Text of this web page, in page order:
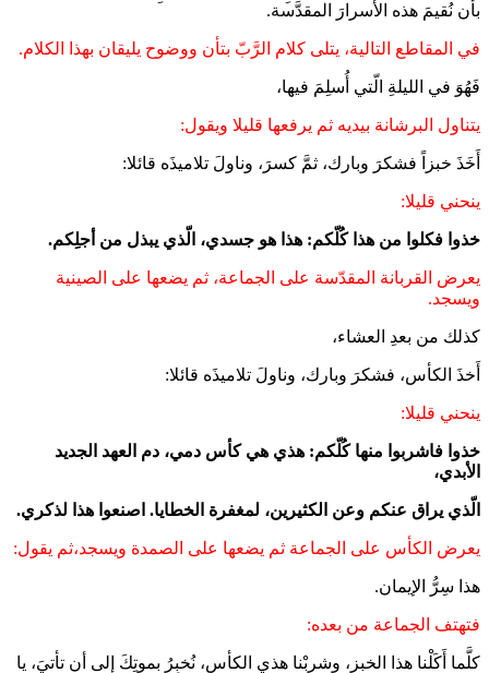
بأن نُقيمَ هذه الأَسرارَ المقدَّسة.
في المقاطع التالية، يتلى كلام الرَّبّ بتأن ووضوح يليقان بهذا الكلام.
فَهُوَ في الليلةِ الّتي أُسلِمَ فيها،
يتناول البرشانة بيديه ثم يرفعها قليلا ويقول:
أَخَذَ خبزاً فشكرَ وبارك، ثمَّ كسرَ، وناولَ تلاميذَه قائلا:
ينحني قليلا:
خذوا فكلوا من هذا كُلّكم: هذا هو جسدي، الّذي يبذل من أجلِكم.
يعرض القربانة المقدّسة على الجماعة، ثم يضعها على الصينية
ويسجد.
كذلك من بعدِ العشاء،
أَخذَ الكأس، فشكرَ وبارك، وناولَ تلاميذَه قائلا:
ينحني قليلا:
خذوا فاشربوا منها كُلّكم: هذي هي كأس دمي، دم العهد الجديد
الأبدي،
الّذي يراق عنكم وعن الكثيرين، لمغفرة الخطايا. اصنعوا هذا لذكري.
يعرض الكأس على الجماعة ثم يضعها على الصمدة ويسجد،ثم يقول:
هذا سِرُّ الإيمان.
فتهتف الجماعة من بعده:
كلَّما أَكَلْنا هذا الخبز، وشرِبْنا هذي الكأس، نُخبِرُ بموتِكَ إلى أن تأتيَ، يا